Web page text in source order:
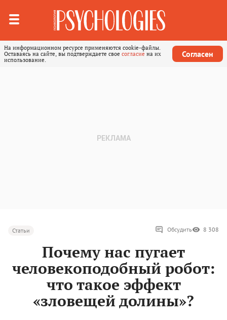
На информационном ресурсе применяются cookie-файлы.
Оставаясь на сайте, вы подтверждаете свое согласие на их
использование.
Согласен
Статьи Обсудить 8 308
Почему нас пугает
человекоподобный робот:
что такое эффект
«зловещей долины»?